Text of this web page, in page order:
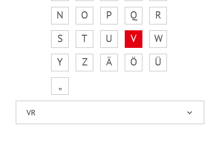
N
O P Q
R
S
T U V
W
Y
Z Ä Ö
Ü
„